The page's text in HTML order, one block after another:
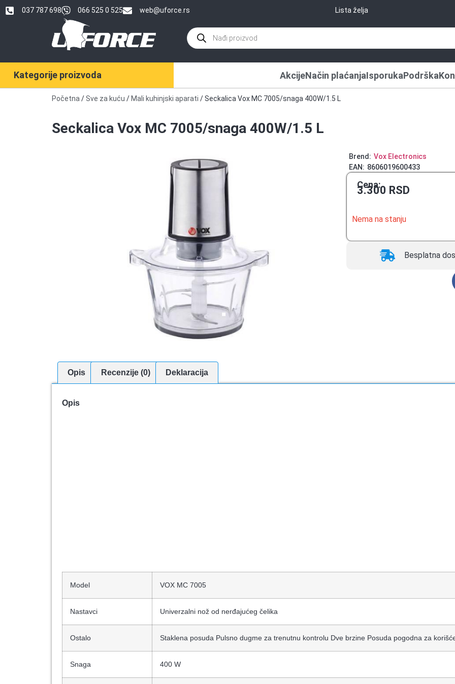
037 787 698 066 525 0 525 web@uforce.rs Lista želja
Kategorije proizvoda AkcijeNačin plaćanjaIsporukaPodrška
Početna / Sve za kuću / Mali kuhinjski aparati / Seckalica Vox MC 7005/snaga 400W/1.5 L
Seckalica Vox MC 7005/snaga 400W/1.5 L
Brend: Vox Electronics
EAN: 8606019600433
Cena:
3.300 RSD
Nema na stanju
Besplatna
Opis Recenzije (0) Deklaracija
Opis
Model VOX MC 7005
Nastavci Univerzalni nož od nerđajućeg čelika
Ostalo Staklena posuda Pulsno dugme za trenutnu kontrolu Dve brzine Posuda pogodna za
Snaga 400 W